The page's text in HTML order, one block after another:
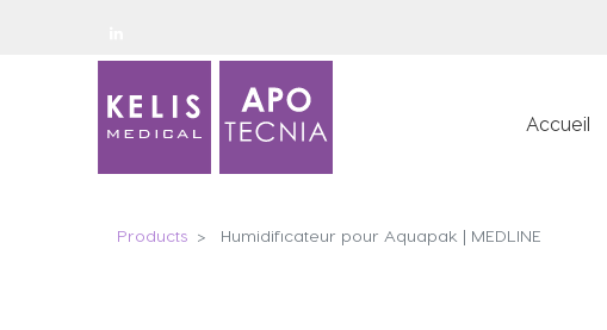
Accueil
Products Humidificateur pour Aquapak | MEDLINE